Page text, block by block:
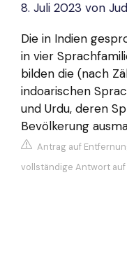
8. Juli 2023 von
Die in Indien
in vier
bilden die (nach
indoarischen
und Urdu, deren
Bevölkerung
Antrag auf
vollständige Antwort auf